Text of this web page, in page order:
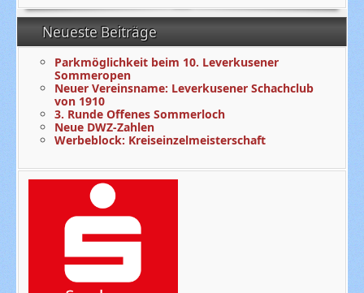
Neueste Beiträge
Parkmöglichkeit beim 10. Leverkusener
Sommeropen
Neuer Vereinsname: Leverkusener Schachclub
von 1910
3. Runde Offenes Sommerloch
Neue DWZ-Zahlen
Werbeblock: Kreiseinzelmeisterschaft